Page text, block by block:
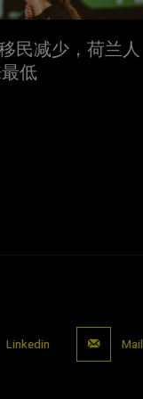
民减少，荷兰人
低
Linkedin Mail